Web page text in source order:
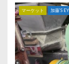
ンマーケット 加藤’S